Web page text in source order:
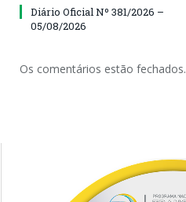
Diário Oficial Nº 381/2026 –
05/08/2026
Os comentários estão fechados.